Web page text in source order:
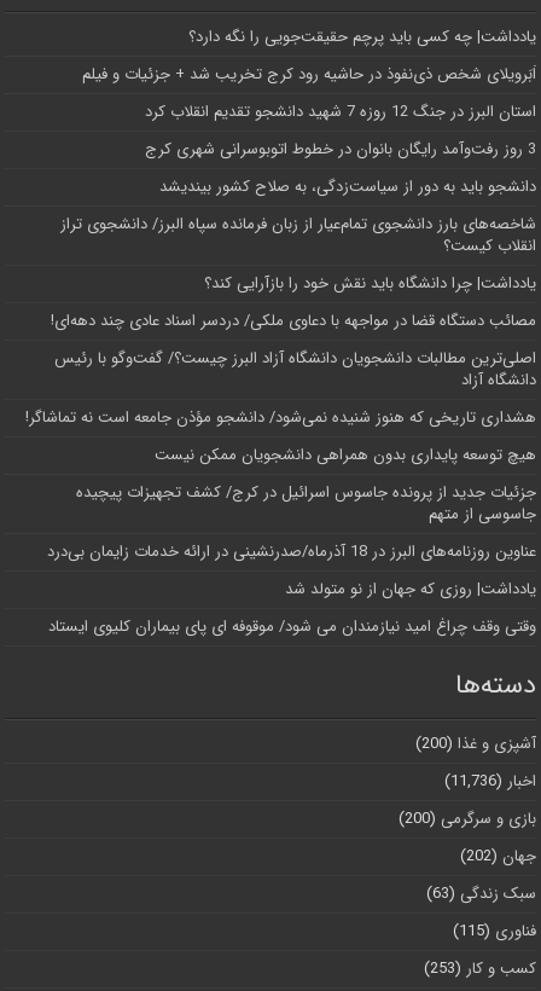
یادداشت| ‌چه کسی باید پرچم حقیقت‌جویی را نگه دارد؟
اَبَر‌ویلای شخص ذی‌نفوذ در حاشیه‌ رود کرج تخریب شد + جزئیات و فیلم
استان البرز در جنگ 12 روزه 7 شهید دانشجو تقدیم انقلاب کرد
3 روز رفت‌وآمد رایگان بانوان در خطوط اتوبوسرانی شهری کرج
دانشجو باید به دور از سیاست‌زدگی، به صلاح کشور بیندیشد
شاخصه‌های بارز دانشجوی تمام‌عیار از زبان فرمانده سپاه البرز/ دانشجوی تراز
انقلاب کیست؟
یادداشت| چرا دانشگاه باید نقش خود را بازآرایی کند؟
مصائب دستگاه قضا در مواجهه با دعاوی ملکی/ دردسر اسناد عادی چند‌ دهه‌ای!
اصلی‌ترین مطالبات دانشجویان دانشگاه آزاد البرز چیست؟/ گفت‌وگو با رئیس
دانشگاه آز‌اد
هشداری تاریخی که هنوز شنیده نمی‌شود/ دانشجو مؤذن جامعه است نه تماشاگر!
هیچ توسعه پایداری بدون همراهی دانشجویان ممکن نیست
جزئیات جدید از پرونده جاسوس اسرائیل در کرج/‌ کشف تجهیزات پیچیده
جاسوسی از متهم
عناوین روزنامه‌های البرز در ‌18 آذرماه/صدرنشینی در ارائه خدمات زایمان بی‌درد
یادداشت| روزی که جهان از نو متولد شد
وقتی وقف چراغ امید نیازمندان می شود/ موقوفه ای پای بیماران کلیوی ایستاد
دسته‌ها
آشپزی و غذا (200)
اخبار (11,736)
بازی و سرگرمی (200)
جهان (202)
سبک زندگی (63)
فناوری (115)
کسب و کار (253)